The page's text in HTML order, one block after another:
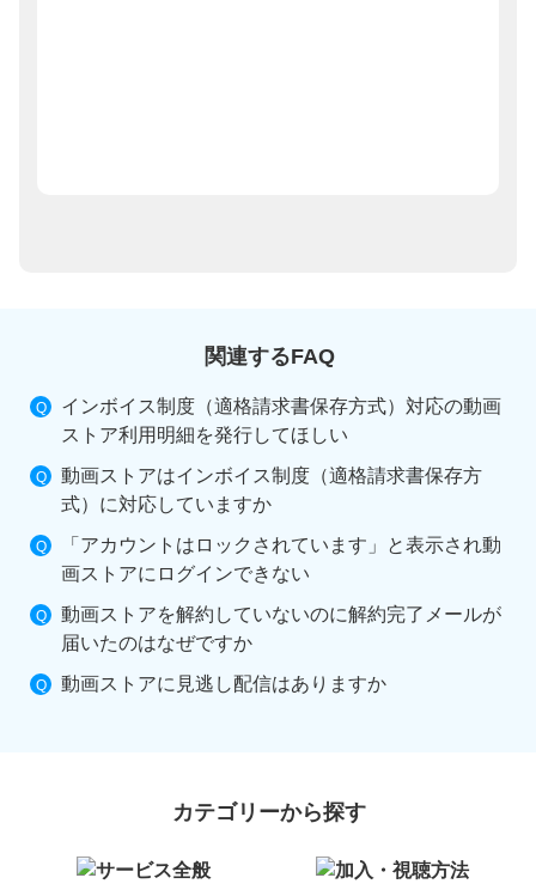
関連するFAQ
インボイス制度（適格請求書保存方式）対応の動画
ストア利用明細を発行してほしい
動画ストアはインボイス制度（適格請求書保存方
式）に対応していますか
「アカウントはロックされています」と表示され動
画ストアにログインできない
動画ストアを解約していないのに解約完了メールが
届いたのはなぜですか
動画ストアに見逃し配信はありますか
カテゴリーから探す